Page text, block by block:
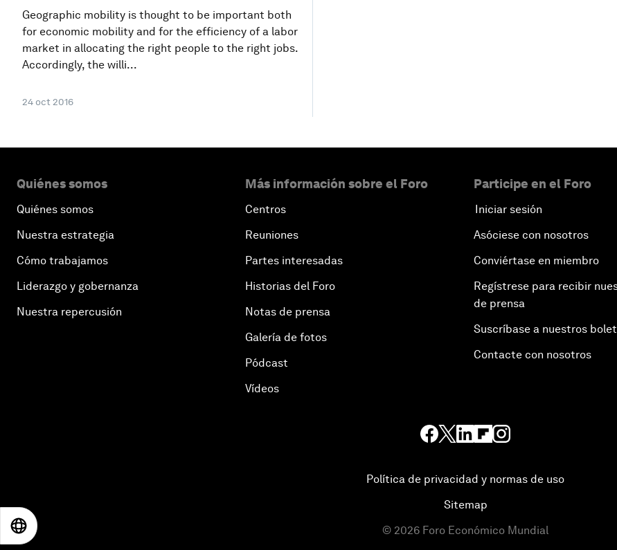
Geographic mobility is thought to be important both
for economic mobility and for the efficiency of a labor
market in allocating the right people to the right jobs.
Accordingly, the willi...
24 oct 2016
Quiénes somos
Quiénes somos
Nuestra estrategia
Cómo trabajamos
Liderazgo y gobernanza
Nuestra repercusión
Más información sobre el Foro
Centros
Reuniones
Partes interesadas
Historias del Foro
Notas de prensa
Galería de fotos
Pódcast
Vídeos
Participe en el Foro
Iniciar sesión
Asóciese con nosotros
Conviértase en miembro
Regístrese para recibir
de prensa
Suscríbase a nuestros
Contacte con nosotros
Política de privacidad y normas de uso
Sitemap
© 2026 Foro Económico Mundial